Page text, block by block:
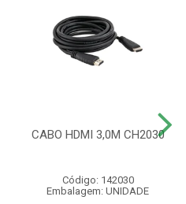
CABO HDMI 3,0M CH2030
Código: 142030
Embalagem: UNIDADE